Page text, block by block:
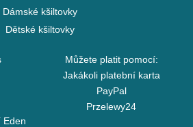
Dámské kšiltovky
Dětské kšiltovky
Eden
Můžete platit pomocí:
Jakákoli platební karta
PayPal
Przelewy24